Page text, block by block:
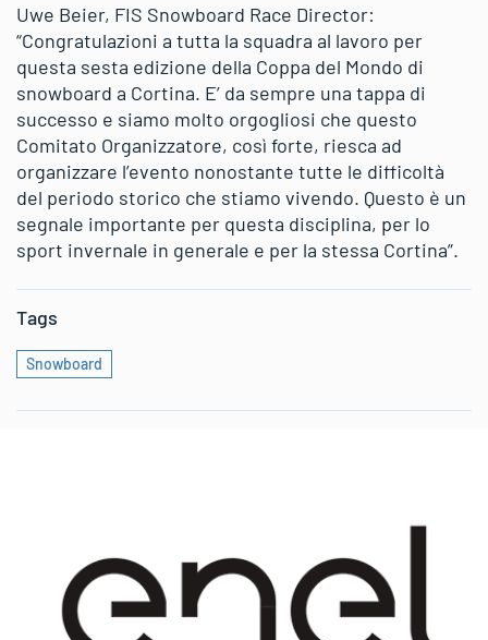
Uwe Beier, FIS Snowboard Race Director:
“Congratulazioni a tutta la squadra al lavoro per
questa sesta edizione della Coppa del Mondo di
snowboard a Cortina. E’ da sempre una tappa di
successo e siamo molto orgogliosi che questo
Comitato Organizzatore, così forte, riesca ad
organizzare l’evento nonostante tutte le difficoltà
del periodo storico che stiamo vivendo. Questo è un
segnale importante per questa disciplina, per lo
sport invernale in generale e per la stessa Cortina”.
Tags
Snowboard